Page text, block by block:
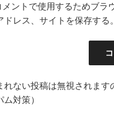
メントで使用するためブラ
レス、サイトを保存する。
れない投稿は無視されます
対策）